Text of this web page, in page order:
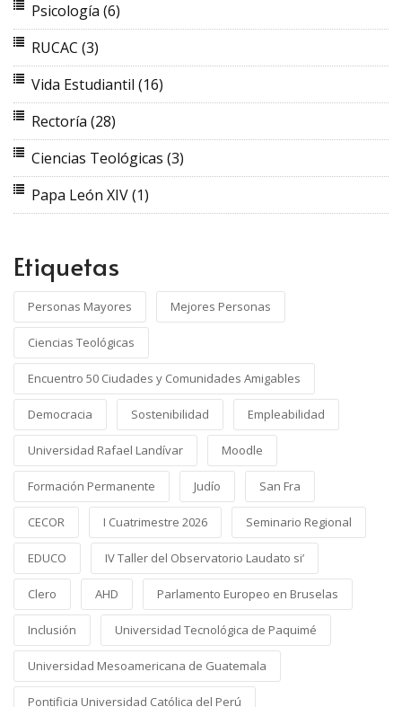
Psicología (6)
RUCAC (3)
Vida Estudiantil (16)
Rectoría (28)
Ciencias Teológicas (3)
Papa León XIV(1)
Etiquetas
Personas Mayores Mejores Personas
Ciencias Teológicas
Encuentro 50 Ciudades y Comunidades Amigables
Democracia Sostenibilidad Empleabilidad
Universidad Rafael Landívar Moodle
Formación Permanente Judío San Fra
CECOR I Cuatrimestre 2026 Seminario Regional
EDUCO IV Taller del Observatorio Laudato si’
Clero AHD Parlamento Europeo en Bruselas
Inclusión Universidad Tecnológica de Paquimé
Universidad Mesoamericana de Guatemala
Pontificia Universidad Católica del Perú